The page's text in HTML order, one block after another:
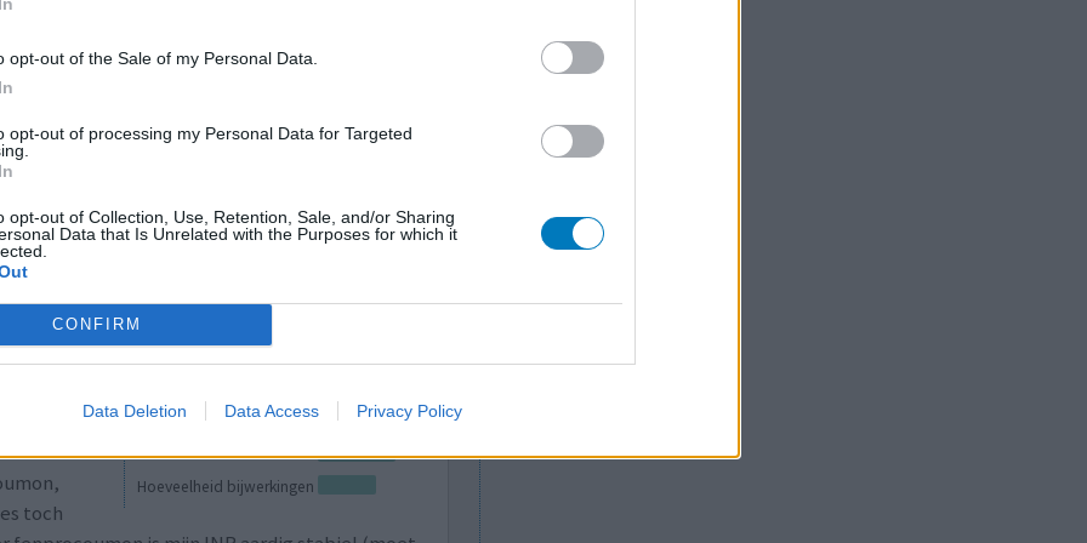
opt-out of the Sale of my Personal Data.
opt-out of processing my Personal Data for Targeted
opt-out of Collection, Use, Retention, Sale, and/or Sharing
Data that Is Unrelated with the Purposes for which it
CONFIRM
Data Deletion Data Access Privacy Policy
kan
lopen
uur na inname heb nu ook al een week of twee
Al 11 kilo kwijt in 2 en een halve maand
Effectiviteit
Hoeveelheid bijwerkingen
het
toch